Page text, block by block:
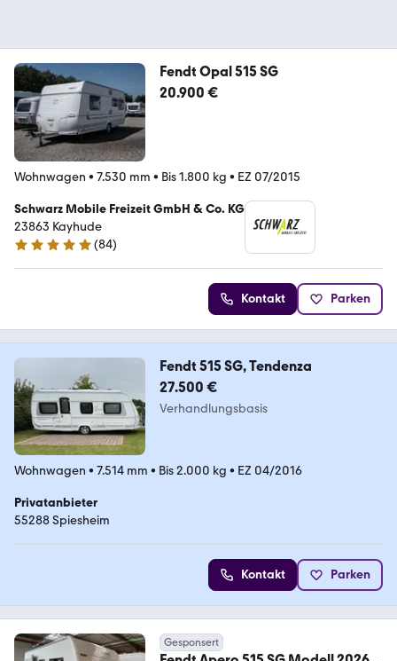
Fendt Opal 515 SG
20.900 €
Wohnwagen • 7.530 mm • Bis 1.800 kg • EZ 07/2015
Schwarz Mobile Freizeit GmbH & Co. KG
23863 Kayhude
4.8 Sterne
(84)
Kontakt Parken
Fendt 515 SG, Tendenza
27.500 €
Verhandlungsbasis
Wohnwagen • 7.514 mm • Bis 2.000 kg • EZ 04/2016
Privatanbieter
55288 Spiesheim
Kontakt Parken
Gesponsert